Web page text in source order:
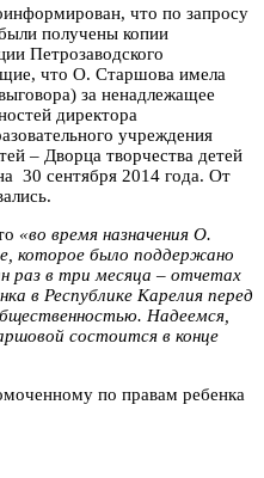
что по запросу
получены копии
Петрозаводского
что О. Старшова имела
за ненадлежащее
директора
учреждения
– Дворца творчества детей
30 сентября 2014 года. От
«во время назначения О.
которое было поддержано
раз в три месяца – отчетах
в Республике Карелия перед
Надеемся,
состоится в конце
по правам ребенка